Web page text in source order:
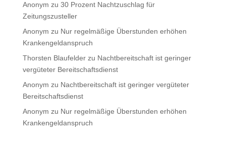
Anonym zu 30 Prozent Nachtzuschlag für
Zeitungszusteller
Anonym zu Nur regelmäßige Überstunden erhöhen
Krankengeldanspruch
Thorsten Blaufelderzu Nachtbereitschaft ist geringer
vergüteter Bereitschaftsdienst
Anonym zu Nachtbereitschaft ist geringer vergüteter
Bereitschaftsdienst
Anonym zu Nur regelmäßige Überstunden erhöhen
Krankengeldanspruch